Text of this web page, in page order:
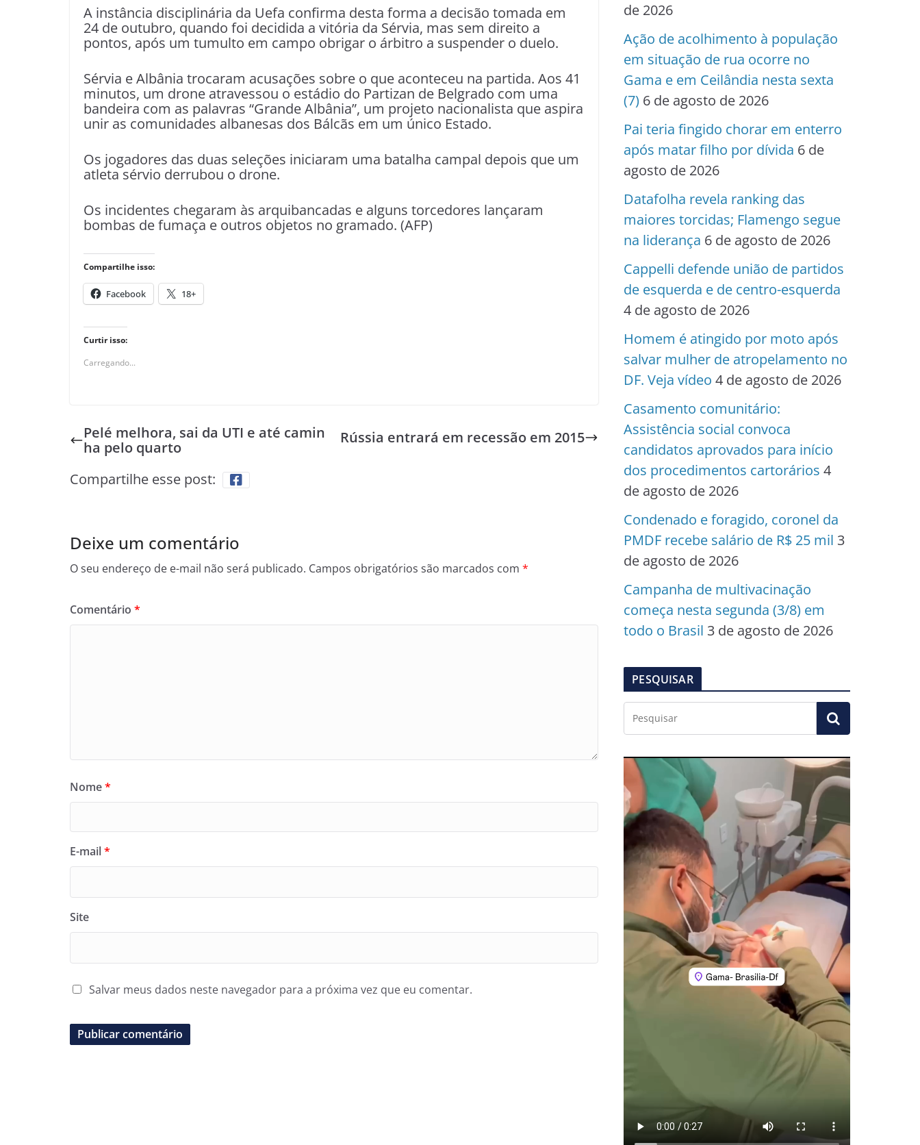
A instância disciplinária da Uefa confirma desta forma a decisão tomada em
24 de outubro, quando foi decidida a vitória da Sérvia, mas sem direito a
pontos, após um tumulto em campo obrigar o árbitro a suspender o duelo.
Sérvia e Albânia trocaram acusações sobre o que aconteceu na partida. Aos 41
minutos, um drone atravessou o estádio do Partizan de Belgrado com uma
bandeira com as palavras “Grande Albânia”, um projeto nacionalista que aspira
unir as comunidades albanesas dos Bálcãs em um único Estado.
Os jogadores das duas seleções iniciaram uma batalha campal depois que um
atleta sérvio derrubou o drone.
Os incidentes chegaram às arquibancadas e alguns torcedores lançaram
bombas de fumaça e outros objetos no gramado. (AFP)
Compartilhe isso:
Facebook 18+
Curtir isso:
Carregando...
Pelé melhora, sai da UTI e até camin
ha pelo quarto
Rússia entrará em recessão em 2015
Compartilhe esse post:
Deixe um comentário
O seu endereço de e-mail não será publicado. Campos obrigatórios são marcados com *
Comentário *
Nome*
E-mail*
Site
Salvar meus dados neste navegador para a próxima vez que eu comentar.
de 2026
Ação de acolhimento à população
em situação de rua ocorre no
Gama e em Ceilândia nesta sexta
(7) 6 de agosto de 2026
Pai teria fingido chorar em enterro
após matar filho por dívida 6 de
agosto de 2026
Datafolha revela ranking das
maiores torcidas; Flamengo segue
na liderança 6 de agosto de 2026
Cappelli defende união de partidos
de esquerda e de centro-esquerda
4 de agosto de 2026
Homem é atingido por moto após
salvar mulher de atropelamento no
DF. Veja vídeo 4 de agosto de 2026
Casamento comunitário:
Assistência social convoca
candidatos aprovados para início
dos procedimentos cartorários 4
de agosto de 2026
Condenado e foragido, coronel da
PMDF recebe salário de R$ 25 mil 3
de agosto de 2026
Campanha de multivacinação
começa nesta segunda (3/8) em
todo o Brasil 3 de agosto de 2026
PESQUISAR